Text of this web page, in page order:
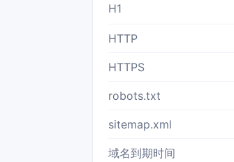
H1
HTTP
HTTPS
robots.txt
sitemap.xml
域名到期时间